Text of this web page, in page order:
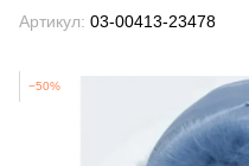
Артикул: 03-00413-23478
−50%